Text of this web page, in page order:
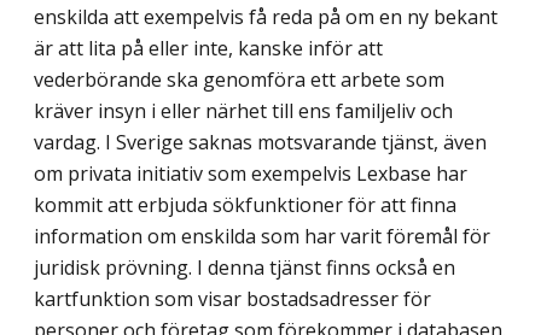
enskilda att exempelvis få reda på om en ny bekant
är att lita på eller inte, kanske inför att
vederbörande ska genomföra ett arbete som
kräver insyn i eller närhet till ens familjeliv och
vardag. I Sverige saknas motsvarande tjänst, även
om privata initiativ som exempelvis Lexbase har
kommit att erbjuda sökfunktioner för att finna
information om enskilda som har varit föremål för
juridisk prövning. I denna tjänst finns också en
kartfunktion som visar bostadsadresser för